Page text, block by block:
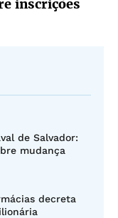
inscrições
de Salvador:
mudança
decreta